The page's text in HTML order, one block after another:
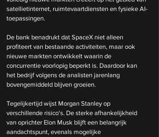
satellietinternet, ruimtevaartdiensten en fysieke AI-
toepassingen.
De bank benadrukt dat SpaceX niet alleen
profiteert van bestaande activiteiten, maar ook
nieuwe markten ontwikkelt waarin de
concurrentie voorlopig beperkt is. Daardoor kan
het bedrijf volgens de analisten jarenlang
bovengemiddeld blijven groeien.
Tegelijkertijd wijst Morgan Stanley op
verschillende risico's. De sterke afhankelijkheid
van oprichter Elon Musk blijft een belangrijk
aandachtspunt, evenals mogelijke